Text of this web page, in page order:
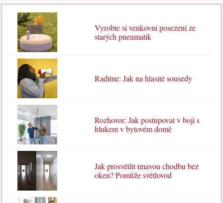
Vyrobte si venkovní posezení ze
starých pneumatik
Radíme: Jak na hlasité sousedy
Rozhovor: Jak postupovat v boji s
hlukem v bytovém domě
Jak prosvětlit tmavou chodbu bez
oken? Pomůže světlovod